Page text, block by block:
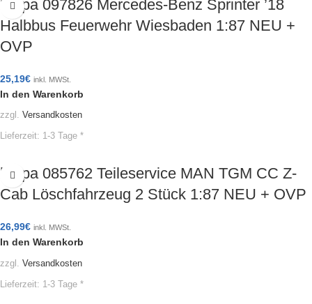
herpa 097826 Mercedes-Benz Sprinter ’18
Halbbus Feuerwehr Wiesbaden 1:87 NEU +
OVP
25,19€ inkl. MWSt.
In den Warenkorb
zzgl. Versandkosten
Lieferzeit: 1-3 Tage *
herpa 085762 Teileservice MAN TGM CC Z-
Cab Löschfahrzeug 2 Stück 1:87 NEU + OVP
26,99€ inkl. MWSt.
In den Warenkorb
zzgl. Versandkosten
Lieferzeit: 1-3 Tage *